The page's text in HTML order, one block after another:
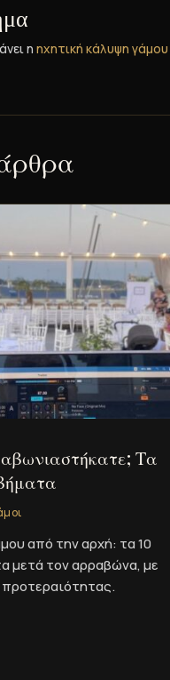
ηηχητική κάλυψη γάμου
Τα
από την αρχή: τα 10
μετά τον αρραβώνα, με